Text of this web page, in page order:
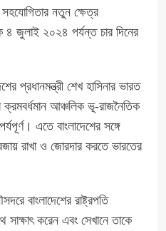
নতুন ক্ষেত্র
জুলাই ২০২৪ পর্যন্ত চার দিনের
প্রধানমন্ত্রী শেখ হাসিনার ভারত
আঞ্চলিক ভূ-রাজনৈতিক
এতে বাংলাদেশের সঙ্গে
বজায় রাখা ও জোরদার করতে ভারতের
বাংলাদেশের রাষ্ট্রপতি
সাক্ষাৎ করেন এবং সেখানে তাকে